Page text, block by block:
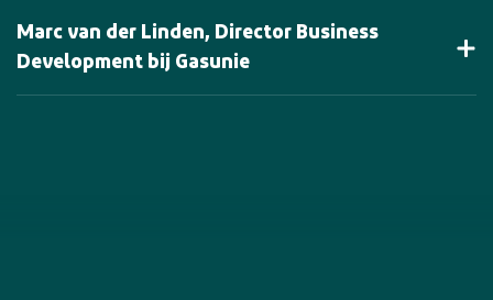
Marc van der Linden, Director Business
Development bij Gasunie